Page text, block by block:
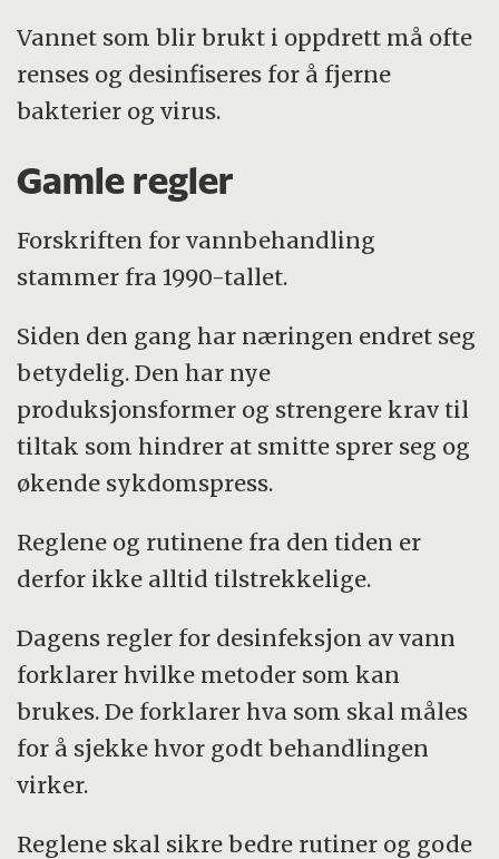
Vannet som blir brukt i oppdrett må ofte
renses og desinfiseres for å fjerne
bakterier og virus.
Gamle regler
Forskriften for vannbehandling
stammer fra 1990-tallet.
Siden den gang har næringen endret seg
betydelig. Den har nye
produksjonsformer og strengere krav til
tiltak som hindrer at smitte sprer seg og
økende sykdomspress.
Reglene og rutinene fra den tiden er
derfor ikke alltid tilstrekkelige.
Dagens regler for desinfeksjon av vann
forklarer hvilke metoder som kan
brukes. De forklarer hva som skal måles
for å sjekke hvor godt behandlingen
virker.
Reglene skal sikre bedre rutiner og gode